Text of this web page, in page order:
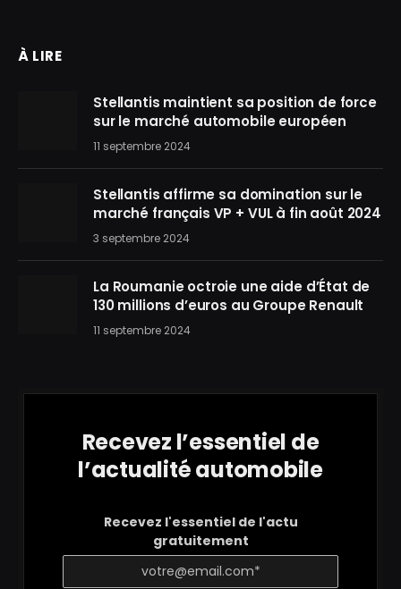
À LIRE
Stellantis maintient sa position de force
sur le marché automobile européen
11 septembre 2024
Stellantis affirme sa domination sur le
marché français VP + VUL à fin août 2024
3 septembre 2024
La Roumanie octroie une aide d’État de
130 millions d’euros au Groupe Renault
11 septembre 2024
Recevez l’essentiel de
l’actualité automobile
Recevez l'essentiel de l'actu
gratuitement